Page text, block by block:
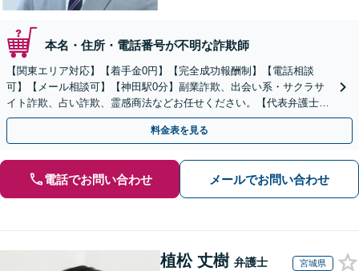
本名・住所・電話番号が不明な詐欺師
【関東エリア対応】【着手金0円】【完全成功報酬制】【電話相談
可】【メール相談可】【神田駅0分】副業詐欺、出会い系・サクラサ
イト詐欺、占い詐欺、霊感商法などお任せください。【代表弁護士が
対応】
料金表を見る
電話でお問い合わせ メールでお問い合わせ
植松 丈樹 弁護士 宮城県